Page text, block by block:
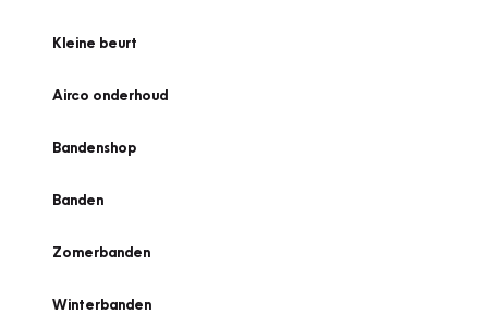
Kleine beurt
Airco onderhoud
Bandenshop
Banden
Zomerbanden
Winterbanden